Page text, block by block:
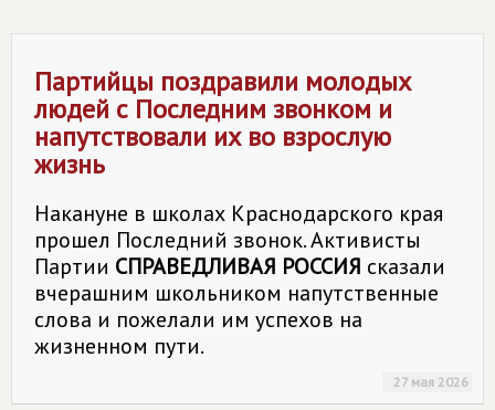
Партийцы поздравили молодых
людей с Последним звонком и
напутствовали их во взрослую
жизнь
Накануне в школах Краснодарского края
прошел Последний звонок. Активисты
Партии СПРАВЕДЛИВАЯ РОССИЯ сказали
вчерашним школьником напутственные
слова и пожелали им успехов на
жизненном пути.
27 мая 2026